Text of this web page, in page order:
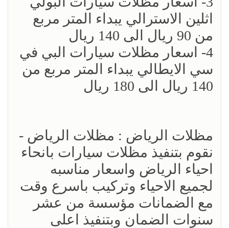
اثلين الاسترالي يبداء المتر مربع
من 90 ريال الى 140 ريال
4- اسعار مظلات سيارات البي في
سي الايطالي يبداء المتر مربع من
140 ريال الى 180 ريال
مظلات الرياض : مظلات الرياض -
نقوم بتنفيذ مظلات سيارات بانحاء
احياء الرياض واسعار مناسبه
لجميع الاحياء وتركيب باسرع وقت
مع الضمانات مؤسسة من عشر
سنوات الضمان وبتنفيذ اعلى